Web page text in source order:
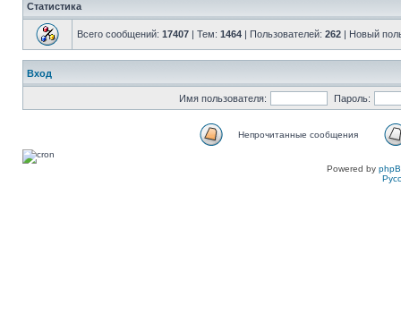
Статистика
Всего сообщений: 17407 | Тем: 1464 | Пользователей: 262 | Новый
Вход
Имя пользователя: Пароль:
Непрочитанные сообщения
Powered by